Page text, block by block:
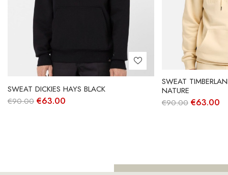
SWEAT DICKIES HAYS BLACK
€90.00 O
€63.00
SWEAT
NATURE
€90.00 O
€63.00